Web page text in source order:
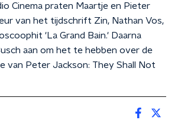
Cinema praten Maartje en Pieter
van het tijdschrift Zin, Nathan Vos,
'La Grand Bain.' Daarna
aan om het te hebben over de
van Peter Jackson: They Shall Not